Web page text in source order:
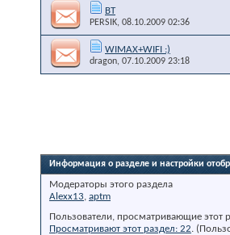
BT
PERSIK, 08.10.2009 02:36
WIMAX+WIFI :)
dragon, 07.10.2009 23:18
Информация о разделе и настройки
Модераторы этого раздела
Alexx13, aptm
Пользователи, просматривающие этот
Просматривают этот раздел: 22.